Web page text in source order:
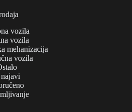
vozila
vozila
mehanizacija
vozila